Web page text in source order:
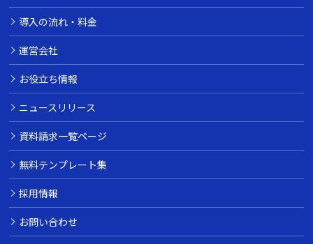
導入の流れ・料金
運営会社
お役立ち情報
ニュースリリース
資料請求一覧ページ
無料テンプレート集
採用情報
お問い合わせ